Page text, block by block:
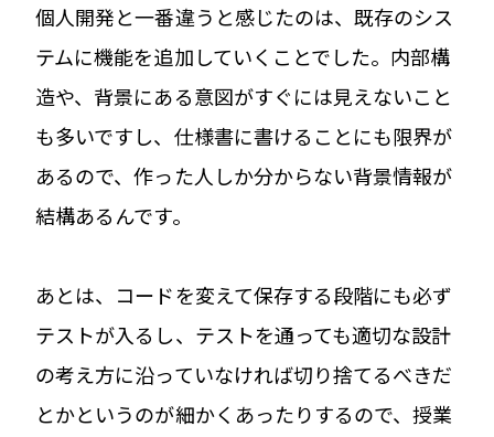
個人開発と一番違うと感じたのは、既存のシス
テムに機能を追加していくことでした。内部構
造や、背景にある意図がすぐには見えないこと
も多いですし、仕様書に書けることにも限界が
あるので、作った人しか分からない背景情報が
結構あるんです。
あとは、コードを変えて保存する段階にも必ず
テストが入るし、テストを通っても適切な設計
の考え方に沿っていなければ切り捨てるべきだ
とかというのが細かくあったりするので、授業